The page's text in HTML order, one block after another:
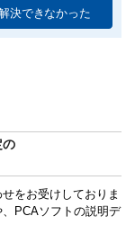
決できなかった
の
をお受けしておりま
PCAソフトの説明デ